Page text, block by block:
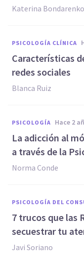
Katerina Bondarenko
PSICOLOGÍA CLÍNICA
Características
redes sociales
Blanca Ruiz
PSICOLOGÍA hace 2
La adicción al
a través de la
Norma Conde
PSICOLOGÍA DEL
7 trucos que las
secuestrar tu
Javi Soriano